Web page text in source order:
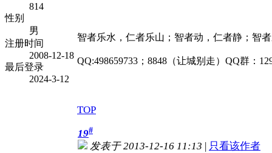
814
性别
男
注册时间
2008-12-18
最后登录
2024-3-12
智者乐水，仁者乐山；智者动，仁者静；智
QQ:498659733；8848（让城别走）QQ群
TOP
19#
发表于 2013-12-16 11:13 | 只看该作者